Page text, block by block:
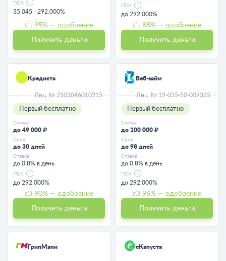
ПСК
35.045 - 292.000%
95% — одобрение
Получить деньги
ПСК
до 292.000%
88% — одобрение
Получить деньги
Кредиста
Лиц. № 2503046010215
Первый бесплатно
Сумма
до 49 000 ₽
Срок
до 30 дней
Ставка
до 0.8% в день
ПСК
до 292.000%
90% — одобрение
Получить деньги
Веб-займ
Лиц. № 19-035-50-009325
Первый бесплатно
Сумма
до 100 000 ₽
Срок
до 98 дней
Ставка
до 0.8% в день
ПСК
до 292.000%
96% — одобрение
Получить деньги
ГринМани еКапуста